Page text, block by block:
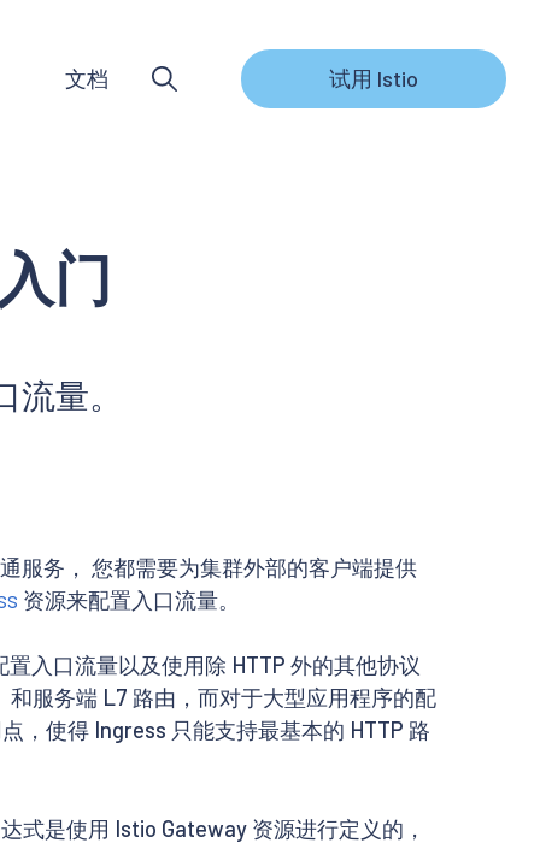
文档 试用 Istio
门
量。
服务， 您都需要为集群外部的客户端提供
资源来配置入口流量。
入口流量以及使用除 HTTP 外的其他协议
服务端 L7 路由，而对于大型应用程序的配
，使得 Ingress 只能支持最基本的 HTTP 路
式是使用 Istio Gateway 资源进行定义的，